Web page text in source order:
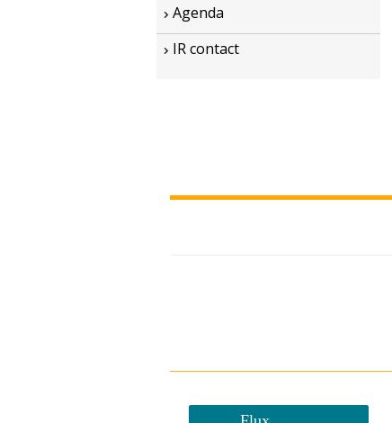
Agenda
IR contact